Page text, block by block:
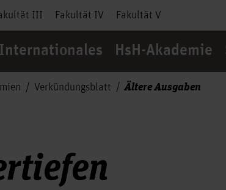
III Fakultät IV Fakultät V
Internationales HsH-Akademie
Verkündungsblatt Ältere Ausgaben